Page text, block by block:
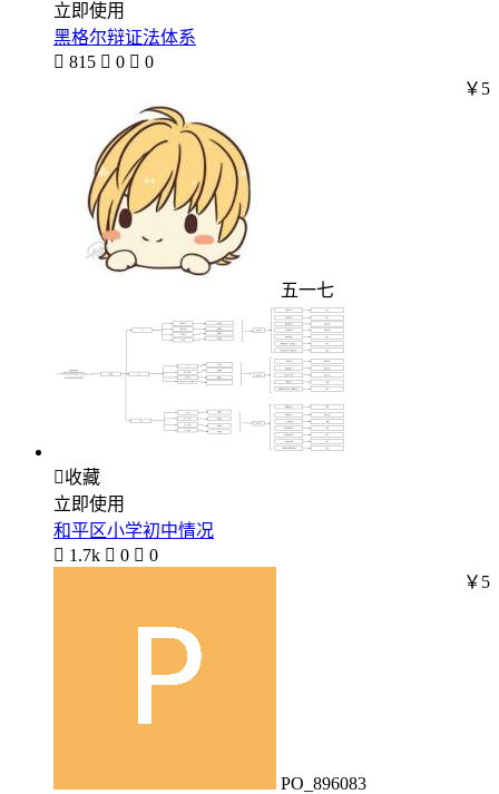
立即使用
黑格尔辩证法体系
 815  0  0
五一七
￥5
收藏
立即使用
和平区小学初中情况
 1.7k  0  0
PO_896083
￥5